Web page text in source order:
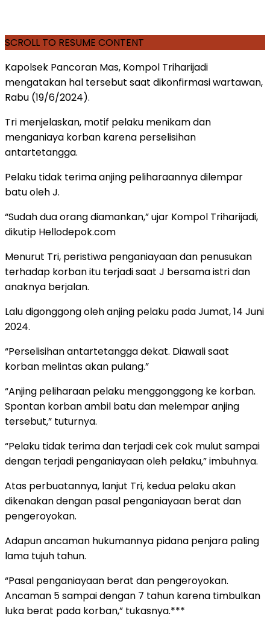
SCROLL TO RESUME CONTENT
Kapolsek Pancoran Mas, Kompol Triharijadi
mengatakan hal tersebut saat dikonfirmasi wartawan,
Rabu (19/6/2024).
Tri menjelaskan, motif pelaku menikam dan
menganiaya korban karena perselisihan
antartetangga.
Pelaku tidak terima anjing peliharaannya dilempar
batu oleh J.
“Sudah dua orang diamankan,” ujar Kompol Triharijadi,
dikutip Hellodepok.com
Menurut Tri, peristiwa penganiayaan dan penusukan
terhadap korban itu terjadi saat J bersama istri dan
anaknya berjalan.
Lalu digonggong oleh anjing pelaku pada Jumat, 14 Juni
2024.
“Perselisihan antartetangga dekat. Diawali saat
korban melintas akan pulang.”
“Anjing peliharaan pelaku menggonggong ke korban.
Spontan korban ambil batu dan melempar anjing
tersebut,” tuturnya.
“Pelaku tidak terima dan terjadi cek cok mulut sampai
dengan terjadi penganiayaan oleh pelaku,” imbuhnya.
Atas perbuatannya, lanjut Tri, kedua pelaku akan
dikenakan dengan pasal penganiayaan berat dan
pengeroyokan.
Adapun ancaman hukumannya pidana penjara paling
lama tujuh tahun.
“Pasal penganiayaan berat dan pengeroyokan.
Ancaman 5 sampai dengan 7 tahun karena timbulkan
luka berat pada korban,” tukasnya.***